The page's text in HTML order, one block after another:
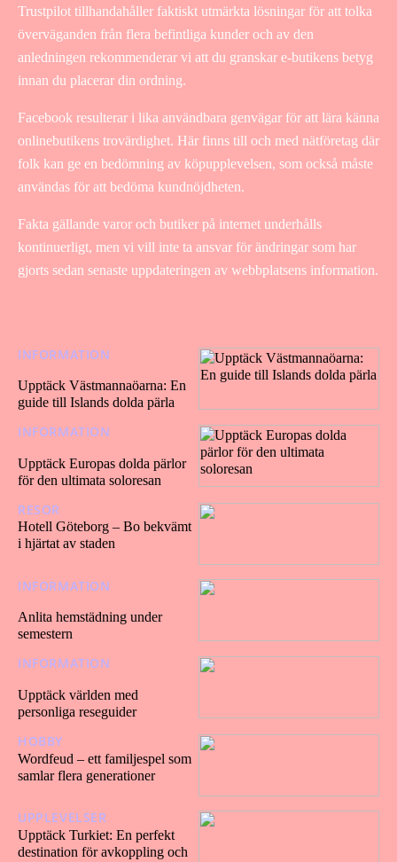
Trustpilot tillhandahåller faktiskt utmärkta lösningar för att tolka
överväganden från flera befintliga kunder och av den
anledningen rekommenderar vi att du granskar e-butikens betyg
innan du placerar din ordning.
Facebook resulterar i lika användbara genvägar för att lära känna
onlinebutikens trovärdighet. Här finns till och med nätföretag där
folk kan ge en bedömning av köpupplevelsen, som också måste
användas för att bedöma kundnöjdheten.
Fakta gällande varor och butiker på internet underhålls
kontinuerligt, men vi vill inte ta ansvar för ändringar som har
gjorts sedan senaste uppdateringen av webbplatsens information.
INFORMATION
Upptäck Västmannaöarna: En
guide till Islands dolda pärla
INFORMATION
Upptäck Europas dolda pärlor
för den ultimata soloresan
RESOR
Hotell Göteborg – Bo bekvämt
i hjärtat av staden
INFORMATION
Anlita hemstädning under
semestern
INFORMATION
Upptäck världen med
personliga reseguider
HOBBY
Wordfeud – ett familjespel som
samlar flera generationer
UPPLEVELSER
Upptäck Turkiet: En perfekt
destination för avkoppling och